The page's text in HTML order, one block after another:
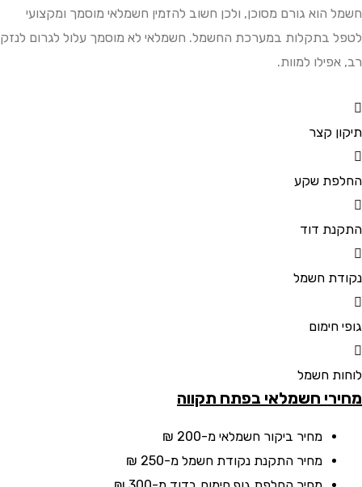
גורם מסוכן, ולכן חשוב להזמין חשמלאי מוסמך ומקצועי
במערכת החשמל. חשמלאי לא מוסמך עלול לגרום לנזק
למוות.
קצר
שקע
דוד
חשמל
חשמל
חשמלאי בפתח תקווה
מחיר ביקור חשמלאימ-200 ₪
מחיר התקנת נקודת חשמלמ-250 ₪